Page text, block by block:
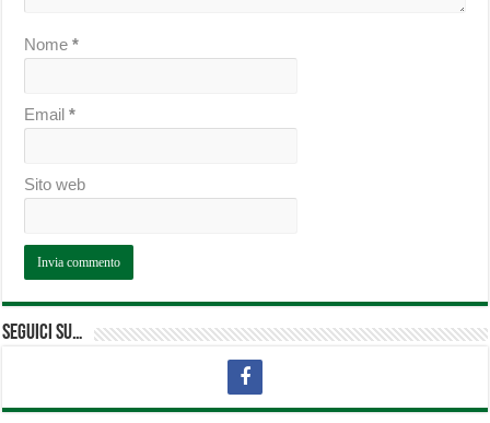
Nome*
Email*
Sito web
Seguici su…